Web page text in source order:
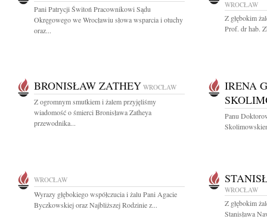
Pani Patrycji Świtoń Pracownikowi Sądu
Okręgowego we Wrocławiu słowa wsparcia i otuchy
oraz...
WROCŁAW
Z głębokim
Prof. dr hab.
BRONISŁAW ZATHEY WROCŁAW
Z ogromnym smutkiem i żalem przyjęliśmy
wiadomość o śmierci Bronisława Zatheya
przewodnika...
IRENA
Panu
WROCŁAW
Wyrazy głębokiego współczucia i żalu Pani Agacie
Byczkowskiej oraz Najbliższej Rodzinie z...
WROCŁAW
Z głębokim
Stanisława